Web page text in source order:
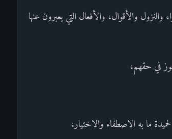
والأقوال، والأفعال التي يعبرون عنها
في حقهم،
ما به الاصطفاء والاختيار،